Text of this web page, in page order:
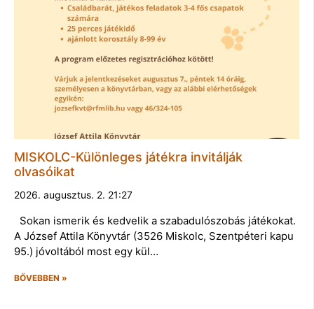
MISKOLC-Különleges játékra invitálják
olvasóikat
2026. augusztus. 2. 21:27
Sokan ismerik és kedvelik a szabadulószobás játékokat.
A József Attila Könyvtár (3526 Miskolc, Szentpéteri kapu
95.) jóvoltából most egy kül…
BŐVEBBEN »